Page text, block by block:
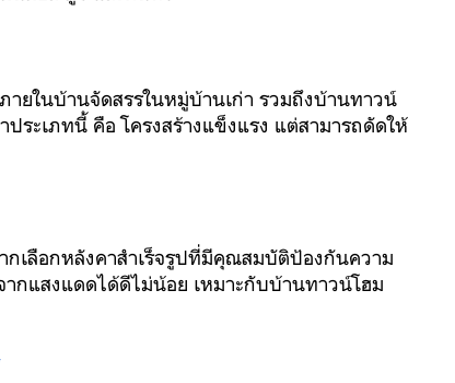
ายในบ้านจัดสรรในหมู่บ้านเก่า รวมถึงบ้านทาวน์
ระเภทนี้ คือ โครงสร้างแข็งแรง แต่สามารถดัดให้
เลือกหลังคาสำเร็จรูปที่มีคุณสมบัติป้องกันความ
กแสงแดดได้ดีไม่น้อย เหมาะกับบ้านทาวน์โฮม